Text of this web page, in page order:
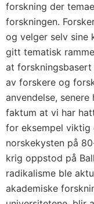
forskning der
forskningen.
og velger selv sine
gitt tematisk
at
av forskere og
anvendelse,
faktum at vi har
for eksempel viktig
norskekysten på
krig oppstod på
radikalisme ble
akademiske